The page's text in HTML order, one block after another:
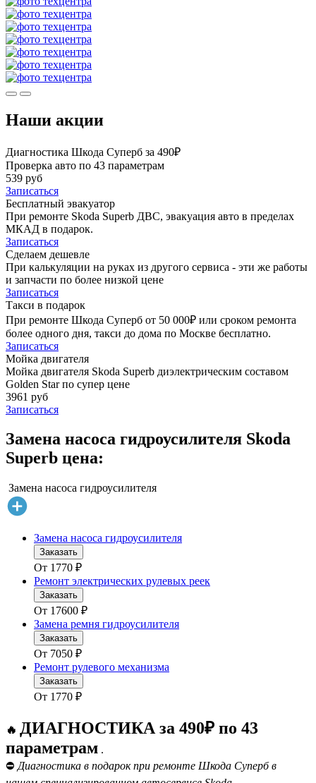
Наши акции
Диагностика Шкода Суперб за 490₽
Проверка авто по 43 параметрам
539 руб
Записаться
Бесплатный эвакуатор
При ремонте Skoda Superb ДВС, эвакуация авто в пределах
МКАД в подарок.
Записаться
Сделаем дешевле
При калькуляции на руках из другого сервиса - эти же работы
и запчасти по более низкой цене
Записаться
Такси в подарок
При ремонте Шкода Суперб от 50 000₽ или сроком ремонта
более одного дня, такси до дома по Москве бесплатно.
Записаться
Мойка двигателя
Мойка двигателя Skoda Superb диэлектрическим составом
Golden Star по супер цене
3961 руб
Записаться
Замена насоса гидроусилителя Skoda
Superb цена:
Замена насоса гидроусилителя
Замена насоса гидроусилителя
Заказать
От 1770 ₽
Ремонт электрических рулевых реек
Заказать
От 17600 ₽
Замена ремня гидроусилителя
Заказать
От 7050 ₽
Ремонт рулевого механизма
Заказать
От 1770 ₽
🔥 ДИАГНОСТИКА за 490₽ по 43
параметрам .
⛔ Диагностика в подарок при ремонте Шкода Суперб в